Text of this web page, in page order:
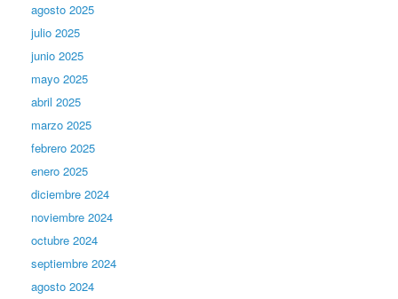
agosto 2025
julio 2025
junio 2025
mayo 2025
abril 2025
marzo 2025
febrero 2025
enero 2025
diciembre 2024
noviembre 2024
octubre 2024
septiembre 2024
agosto 2024